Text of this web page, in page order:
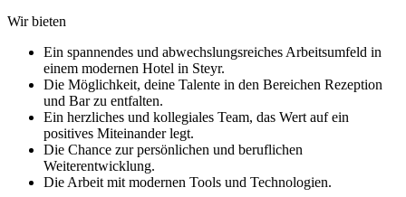
Wir bieten
Ein spannendes und abwechslungsreiches Arbeitsumfeld in
einem modernen Hotel in Steyr.
Die Möglichkeit, deine Talente in den Bereichen Rezeption
und Bar zu entfalten.
Ein herzliches und kollegiales Team, das Wert auf ein
positives Miteinander legt.
Die Chance zur persönlichen und beruflichen
Weiterentwicklung.
Die Arbeit mit modernen Tools und Technologien.